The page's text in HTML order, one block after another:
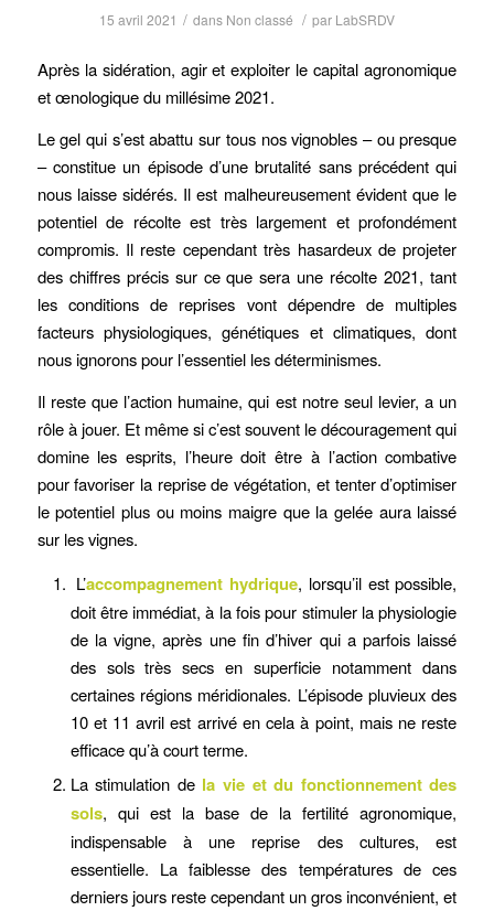
15 avril 2021 / dans Non classé / par LabSRDV
Après la sidération, agir et exploiter le capital agronomique
et œnologique du millésime 2021.
Le gel qui s’est abattu sur tous nos vignobles – ou presque
– constitue un épisode d’une brutalité sans précédent qui
nous laisse sidérés. Il est malheureusement évident que le
potentiel de récolte est très largement et profondément
compromis. Il reste cependant très hasardeux de projeter
des chiffres précis sur ce que sera une récolte 2021, tant
les conditions de reprises vont dépendre de multiples
facteurs physiologiques, génétiques et climatiques, dont
nous ignorons pour l’essentiel les déterminismes.
Il reste que l’action humaine, qui est notre seul levier, a un
rôle à jouer. Et même si c’est souvent le découragement qui
domine les esprits, l’heure doit être à l’action combative
pour favoriser la reprise de végétation, et tenter d’optimiser
le potentiel plus ou moins maigre que la gelée aura laissé
sur les vignes.
L’accompagnement hydrique, lorsqu’il est possible,
doit être immédiat, à la fois pour stimuler la physiologie
de la vigne, après une fin d’hiver qui a parfois laissé
des sols très secs en superficie notamment dans
certaines régions méridionales. L’épisode pluvieux des
10 et 11 avril est arrivé en cela à point, mais ne reste
efficace qu’à court terme.
La stimulation de la vie et du fonctionnement des
sols, qui est la base de la fertilité agronomique,
indispensable à une reprise des cultures, est
essentielle. La faiblesse des températures de ces
derniers jours reste cependant un gros inconvénient, et